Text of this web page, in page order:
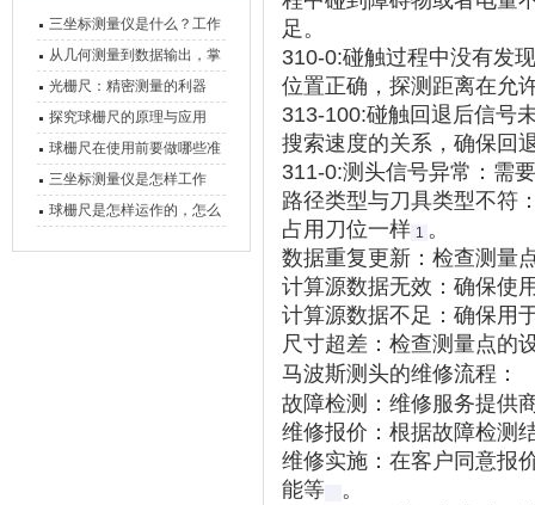
三坐标测量仪是什么？工作
原理、分类与核心功能一次
讲清
从几何测量到数据输出，掌
握万濠影像测量仪的六大核
心能力
光栅尺：精密测量的利器
探究球栅尺的原理与应用
球栅尺在使用前要做哪些准
备工作？
三坐标测量仪是怎样工作
的，功能有什么优势？
球栅尺是怎样运作的，怎么
足。
310-0:碰触过程中没有发
位置正确，探测距离在允
313-100:碰触回退后信号
搜索速度的关系，确保回
311-0:测头信号异常 ：需
路径类型与刀具类型不符
占用刀位一样‌ 1 。
数据重复更新 ：检查测量
计算源数据无效 ：确保使
计算源数据不足 ：确保用
尺寸超差 ：检查测量点的
马波斯测头的维修流程 ‌：
故障检测 ：维修服务提供
维修报价 ：根据故障检测
维修实施 ：在客户同意报
能等‌
。